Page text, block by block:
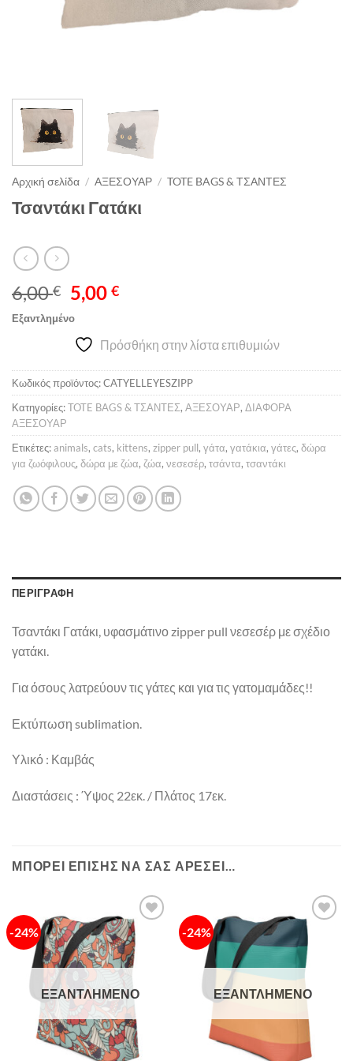
Αρχική σελίδα / ΑΞΕΣΟΥΑΡ / TOTE BAGS & ΤΣΑΝΤΕΣ
Τσαντάκι Γατάκι
6,00€ Original
price
was:
6,00 €.
5,00€Η
είναι:
5,00 €.
Εξαντλημένο
Πρόσθήκη στην λίστα επιθυμιών
Κωδικός προϊόντος:CATYELLEYESZIPP
Κατηγορίες:TOTE BAGS & ΤΣΑΝΤΕΣ, ΑΞΕΣΟΥΑΡ, ΔΙΑΦΟΡΑ
ΑΞΕΣΟΥΑΡ
Ετικέτες:animals, cats, kittens, zipper pull, γάτα, γατάκια, γάτες, δώρα
για ζωόφιλους, δώρα με ζώα, ζώα, νεσεσέρ, τσάντα, τσαντάκι
ΠΕΡΙΓΡΑΦΉ
Τσαντάκι Γατάκι, υφασμάτινο zipper pull νεσεσέρ με σχέδιο
γατάκι.
Για όσους λατρεύουν τις γάτες και για τις γατομαμάδες!!
Εκτύπωση sublimation.
Υλικό : Καμβάς
Διαστάσεις : Ύψος 22εκ. / Πλάτος 17εκ.
ΜΠΟΡΕΊ ΕΠΊΣΗΣ ΝΑ ΣΑΣ ΑΡΈΣΕΙ…
-24%
Πρόσθήκη
στην λίστα
επιθυμιών
ΕΞΑΝΤΛΗΜΈΝΟ
-24%
Πρόσθήκη
στην λίστα
επιθυμιών
ΕΞΑΝΤΛΗΜΈΝΟ